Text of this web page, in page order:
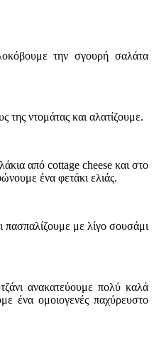
την σγουρή σαλάτα
ντομάτας και αλατίζουμε.
από cottage cheese και στο
ένα φετάκι ελιάς.
πασπαλίζουμε με λίγο σουσάμι
ανακατεύουμε πολύ καλά
ένα ομοιογενές παχύρευστο